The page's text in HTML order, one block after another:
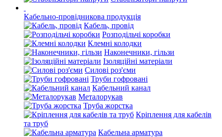
Кабельно-провідникова продукція
Кабель, провід
Розподільчі коробки
Клемні колодки
Наконечники, гільзи
Ізоляційні матеріали
Силові роз'єми
Труби гофровані
Кабельний канал
Металорукав
Труба жорстка
Кріплення для кабелів
та труб
Кабельна арматура